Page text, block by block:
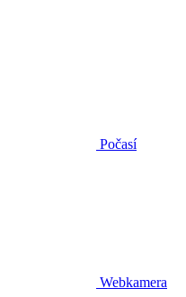
Počasí
Webkamera